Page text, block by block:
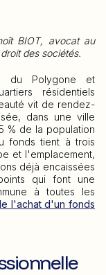
BIOT, avocat au
des sociétés.
du Polygone et
résidentiels
vit de rendez-
dans une ville
% de la population
fonds tient à trois
et l'emplacement,
déjà encaissées
qui font une
à toutes les
l'achat d'un fonds